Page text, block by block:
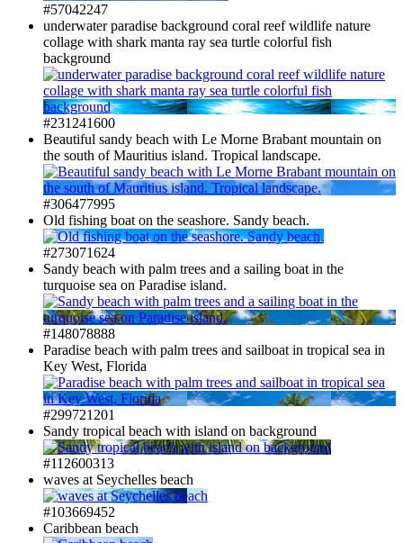
#57042247
underwater paradise background coral reef wildlife nature
collage with shark manta ray sea turtle colorful fish
background
#231241600
Beautiful sandy beach with Le Morne Brabant mountain on
the south of Mauritius island. Tropical landscape.
#306477995
Old fishing boat on the seashore. Sandy beach.
#273071624
Sandy beach with palm trees and a sailing boat in the
turquoise sea on Paradise island.
#148078888
Paradise beach with palm trees and sailboat in tropical sea in
Key West, Florida
#299721201
Sandy tropical beach with island on background
#112600313
waves at Seychelles beach
#103669452
Caribbean beach